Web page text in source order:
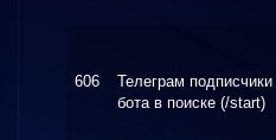
606
Телеграм
бота в поиске (/start)